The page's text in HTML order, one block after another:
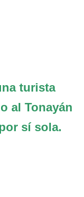
turista
al Tonayán
sí sola.